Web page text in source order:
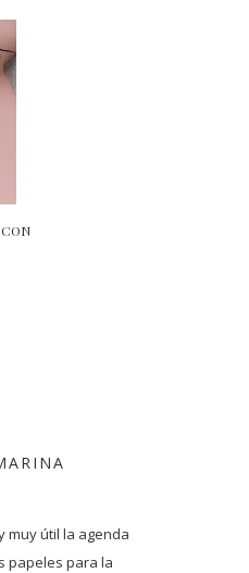
muy útil la agenda
papeles para la